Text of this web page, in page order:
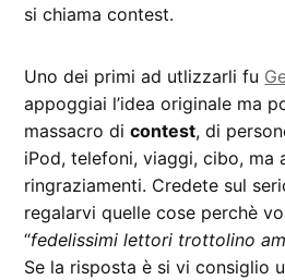
si chiama contest.
Uno dei primi ad utlizzarli fu
appoggiai l’idea originale ma
massacro dicontest, di
iPod, telefoni, viaggi, cibo, ma
ringraziamenti. Credete sul
regalarvi quelle cose perchè
“fedelissimi lettori trottolino
Se la risposta è si vi consiglio